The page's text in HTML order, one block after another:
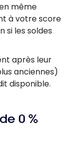
même
à votre score
si les soldes
après leur
anciennes)
disponible.
0 %